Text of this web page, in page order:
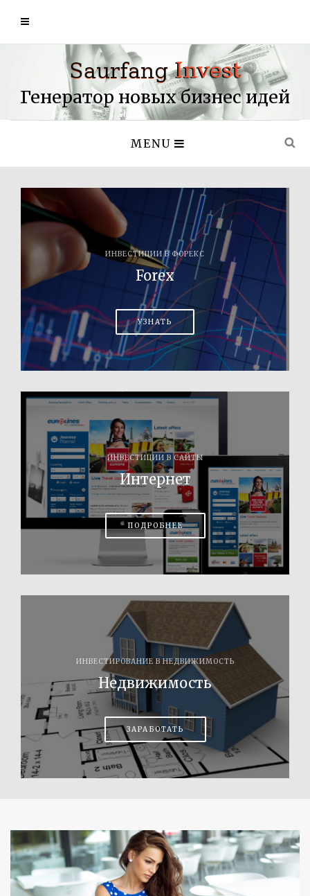
Генератор новых бизнес идей
MENU
ИНВЕСТИЦИИ В ФОРЕКС
Forex
УЗНАТЬ
ИНВЕСТИЦИИ В САЙТЫ
Интернет
ПОДРОБНЕЕ
ИНВЕСТИРОВАНИЕ В НЕДВИЖИМОСТЬ
Недвижимость
ЗАРАБОТАТЬ